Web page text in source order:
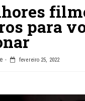
para
fevereiro 25, 2022